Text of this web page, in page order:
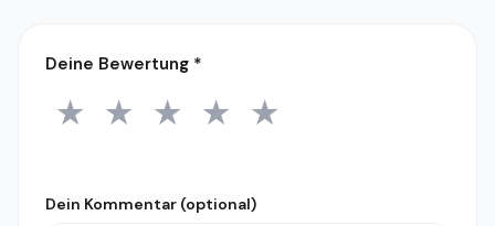
Deine Bewertung *
1 Stern
★ 2 Sterne
★ 3 Sterne
★ 4 Sterne
★ 5 Sterne
★
Dein Kommentar (optional)